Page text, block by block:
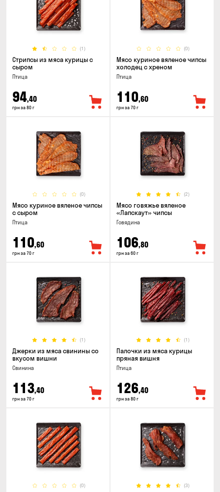
(1)
Стрипсы из мяса курицы с
сыром
Птица
94,40
грн за 80 г
(0)
Мясо куриное вяленое чипсы
холодец с хреном
Птица
110,60
грн за 70 г
(0)
Мясо куриное вяленое чипсы
с сыром
Птица
110,60
грн за 70 г
(2)
Мясо говяжье вяленое
«Лапскаут» чипсы
Говядина
106,80
грн за 60 г
(1)
Джерки из мяса свинины со
вкусом вишни
Свинина
113,40
грн за 70 г
(1)
Палочки из мяса курицы
пряная вишня
Птица
126,40
грн за 80 г
(0) (3)